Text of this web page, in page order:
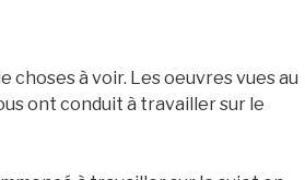
choses à voir. Les oeuvres vues au
ont conduit à travailler sur le